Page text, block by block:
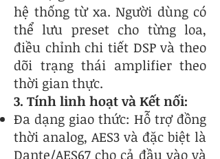
hệ thống từ xa. Người dùng có
thể lưu preset cho từng loa,
điều chỉnh chi tiết DSP và theo
dõi trạng thái amplifier theo
thời gian thực.
3. Tính linh hoạt và Kết nối:
Đa dạng giao thức: Hỗ trợ đồng
thời analog, AES3 và đặc biệt là
Dante/AES67 cho cả đầu vào và